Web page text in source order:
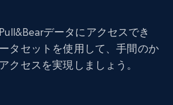
データにアクセスでき
タセットを使用して、手間のか
クセスを実現しましょう。